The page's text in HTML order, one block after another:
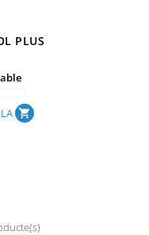
PLUS
shopping_cart